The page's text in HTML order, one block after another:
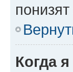
Когда